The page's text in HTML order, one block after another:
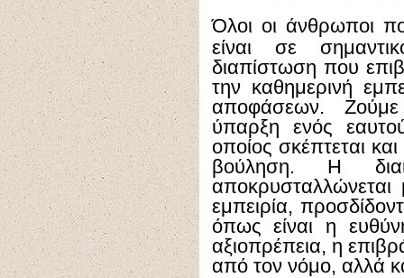
Όλοι οι άνθρωποι
είναι σε
διαπίστωση που
την καθημερινή
αποφάσεων.
ύπαρξη ενός
οποίος σκέπτεται
βούληση. Η
εμπειρία,
όπως είναι η
αξιοπρέπεια, η
από τον νόμο, αλλά